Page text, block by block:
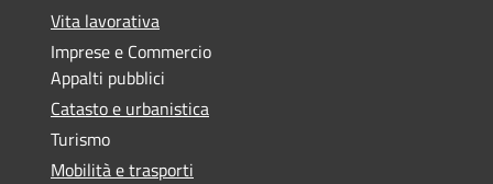
Vita lavorativa
Imprese e Commercio
Appalti pubblici
Catasto e urbanistica
Turismo
Mobilità e trasporti